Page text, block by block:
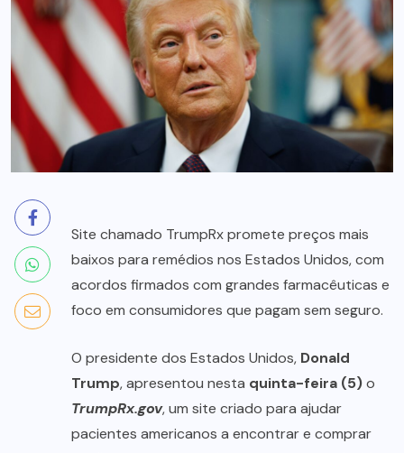
Site chamado TrumpRx promete preços mais
baixos para remédios nos Estados Unidos, com
acordos firmados com grandes farmacêuticas e
foco em consumidores que pagam sem seguro.
O presidente dos Estados Unidos, Donald
Trump, apresentou nesta quinta-feira (5)o
TrumpRx.gov, um site criado para ajudar
pacientes americanos a encontrar e comprar